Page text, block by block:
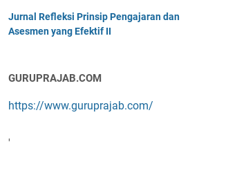
Jurnal Refleksi Prinsip Pengajaran dan
Asesmen yang Efektif II
GURUPRAJAB.COM
https://www.guruprajab.com/
'